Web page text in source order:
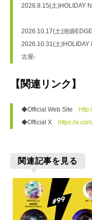
2026.8.15(土)HOLIDAY
2026.10.17(土)池袋
2026.10.31(土)HOLIDAY
古屋-
【関連リンク】
◆Official Web Site
◆Official X https://
関連記事を見る